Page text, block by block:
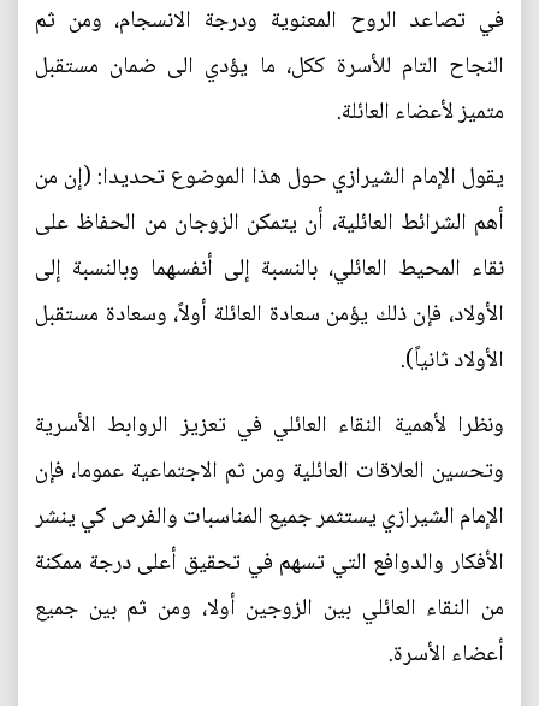
في تصاعد الروح المعنوية ودرجة الانسجام، ومن ثم
النجاح التام للأسرة ككل، ما يؤدي الى ضمان مستقبل
متميز لأعضاء العائلة.
يقول الإمام الشيرازي حول هذا الموضوع تحديدا: (إن من
أهم الشرائط العائلية، أن يتمكن الزوجان من الحفاظ على
نقاء المحيط العائلي، بالنسبة إلى أنفسهما وبالنسبة إلى
الأولاد، فإن ذلك يؤمن سعادة العائلة أولاً، وسعادة مستقبل
الأولاد ثانياً).
ونظرا لأهمية النقاء العائلي في تعزيز الروابط الأسرية
وتحسين العلاقات العائلية ومن ثم الاجتماعية عموما، فإن
الإمام الشيرازي يستثمر جميع المناسبات والفرص كي ينشر
الأفكار والدوافع التي تسهم في تحقيق أعلى درجة ممكنة
من النقاء العائلي بين الزوجين أولا، ومن ثم بين جميع
أعضاء الأسرة.